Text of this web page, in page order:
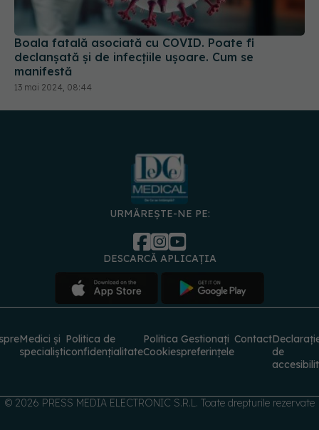
Boala fatală asociată cu COVID. Poate fi
declanșată și de infecțiile ușoare. Cum se
manifestă
13 mai 2024, 08:44
URMĂREȘTE-NE PE:
DESCARCĂ APLICAȚIA
Medici și
specialiști
Politica de
confidențialitate
Politica
Cookies
Gestionați
preferințele
Contact
de
© 2026 PRESS MEDIA ELECTRONIC S.R.L. Toate drepturile rezervate